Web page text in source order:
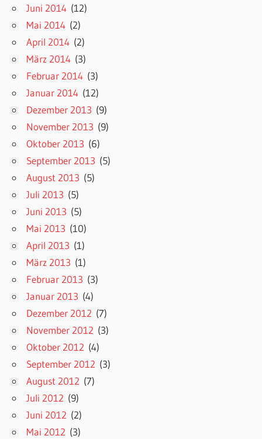
Juni 2014 (12)
Mai 2014 (2)
April 2014 (2)
März 2014 (3)
Februar 2014 (3)
Januar 2014 (12)
Dezember 2013 (9)
November 2013 (9)
Oktober 2013 (6)
September 2013 (5)
August 2013 (5)
Juli 2013 (5)
Juni 2013 (5)
Mai 2013 (10)
April 2013 (1)
März 2013 (1)
Februar 2013 (3)
Januar 2013 (4)
Dezember 2012 (7)
November 2012 (3)
Oktober 2012 (4)
September 2012 (3)
August 2012 (7)
Juli 2012 (9)
Juni 2012 (2)
Mai 2012 (3)